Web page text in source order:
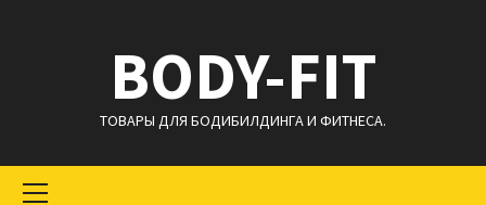
BODY-FIT
ТОВАРЫ ДЛЯ БОДИБИЛДИНГА И ФИТНЕСА.
меню